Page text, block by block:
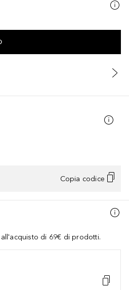
Copia codice
di 69€ di prodotti.